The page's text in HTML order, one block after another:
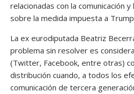
relacionadas con la comunicación
sobre la medida impuesta a
La ex eurodiputada Beatriz
problema sin resolver es
(Twitter, Facebook, entre otras)
distribución cuando, a todos los
comunicación de tercera